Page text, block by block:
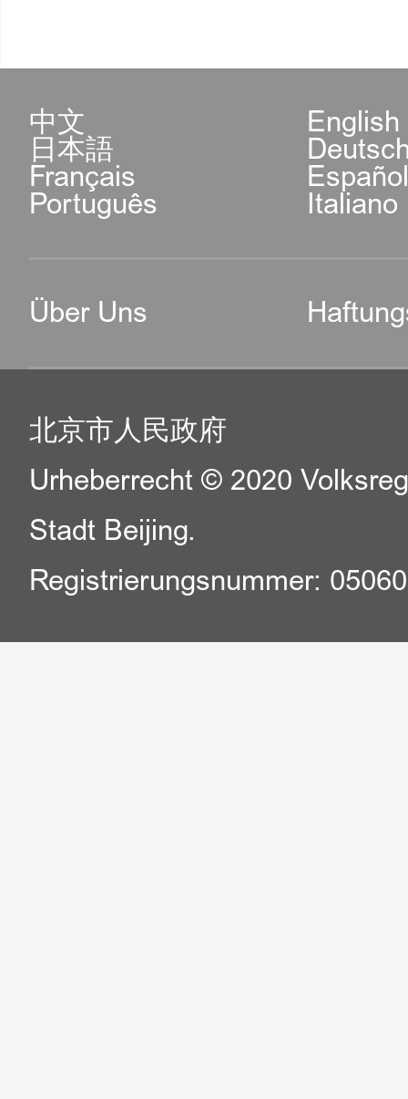
中文 English
日本語
Français
Português Italiano
Über Uns
北京市人民政府
Urheberrecht © 2020
Stadt Beijing.
Registrierungsnummer: